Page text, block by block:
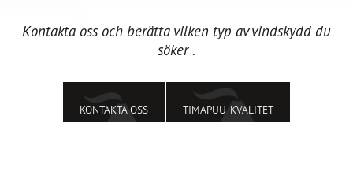
Kontakta oss och berätta vilken typ av vindskydd du
söker .
KONTAKTA OSS TIMAPUU-KVALITET